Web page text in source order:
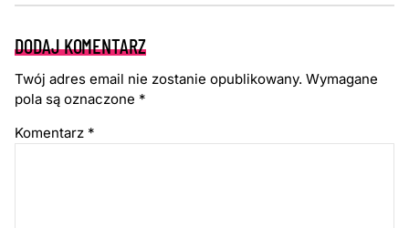
DODAJ KOMENTARZ
Twój adres email nie zostanie opublikowany. Wymagane
pola są oznaczone *
Komentarz *